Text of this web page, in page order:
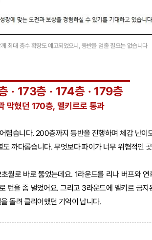
최대 층수 확장도 예고되었으니, 등반을 멈출 필요는 없습니다
· 173층 · 174층 · 179층
막혔던 170층, 멜키르로 통과
렵습니다. 200층까지 등반을 진행하며 체감 난이
까다롭습니다. 무엇보다 파이가 너무 위협적인
월로 바로 뚫었는데요. 1라운드를 리나 버프와
턴을 좀 벌었어요. 그리고 3라운드에 멜키르 금
돌려 클리어했던 기억이 납니다.